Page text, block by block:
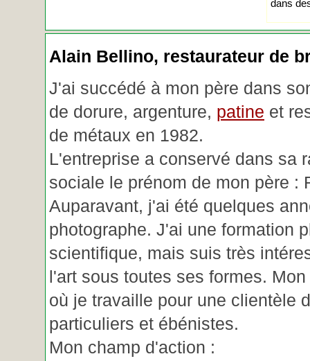
dans
Alain Bellino, restaurateur de
J'ai succédé à mon père dans
de dorure, argenture, patine et
de métaux en 1982.
L'entreprise a conservé dans sa
sociale le prénom de mon père :
Auparavant, j'ai été quelques
photographe. J'ai une formation
scientifique, mais suis très
l'art sous toutes ses formes.
où je travaille pour une clientèle
particuliers et ébénistes.
Mon champ d'action :